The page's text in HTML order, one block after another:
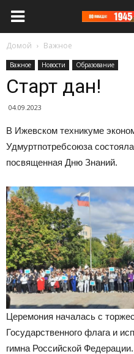
Домой Важное
Важное Новости Образование
Старт дан!
04.09.2023
В Ижевском техникуме
Удмуртпотребсоюза
посвященная Дню Знаний.
Церемония началась с
Государственного флага и
гимна Российской